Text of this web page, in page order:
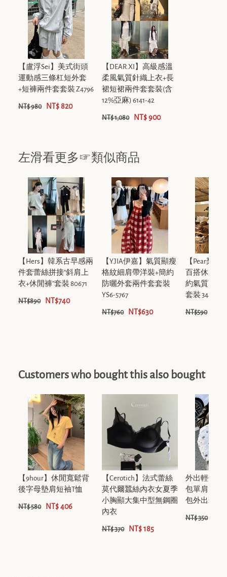
【盧浮Sei】美式街頭
運動感三條杠短外套
+短褲兩件套套裝 Z4796
NT$ 980 NT$ 820
【DEAR.XI】高級感溫
柔風氣質針織上衣+長
裙短裙兩件套套裝(含
12%亞麻) 6141-42
NT$ 1,080 NT$ 900
左滑看更多☞類似商品
【Hers】韓系古早感兩
件套蕾絲拼接“斜肩上
衣+休閒褲”套裝 80671
NT$890 NT$740
【Y.JIA伊嘉】氣質顯瘦
格紋細肩帶洋裝+簡約
防曬外套兩件套套裝
YS6-5767
NT$760 NT$630
【Pear梨汁
百搭休閒長
約氣質百搭
套裝 344
NT$590
Customers who bought this also bought
【9hour】休閒寬鬆背
後字母墊肩短袖T恤
NT$ 580 NT$ 406
【Cerotich】法式蕾絲
莫代爾蠶絲內衣女夏季
小胸顯大集中型無鋼圈
內衣
NT$ 370 NT$ 185
外出輕便可
包單肩大包
包外出雜物
NT$ 350